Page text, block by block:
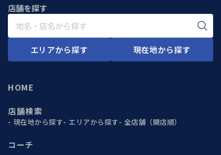
店舗を探す
エリアから探す 現在地から探す
HOME
店舗検索
現在地から探す エリアから探す 全店舗（開店順）
コーチ